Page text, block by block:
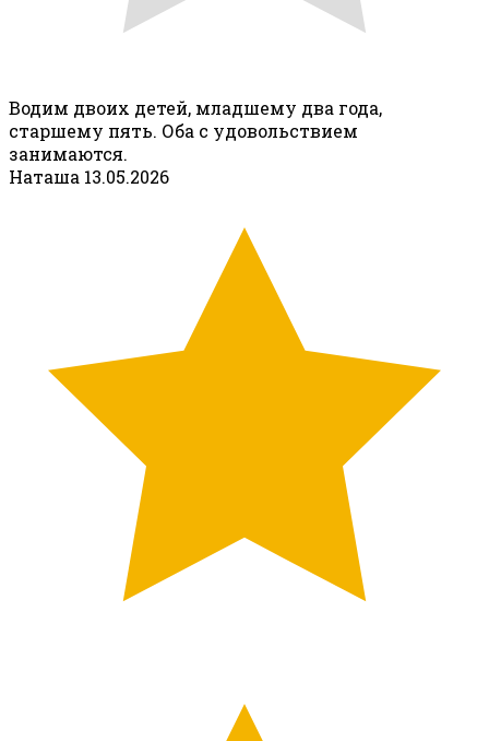
Водим двоих детей, младшему два года,
старшему пять. Оба с удовольствием
занимаются.
Наташа 13.05.2026